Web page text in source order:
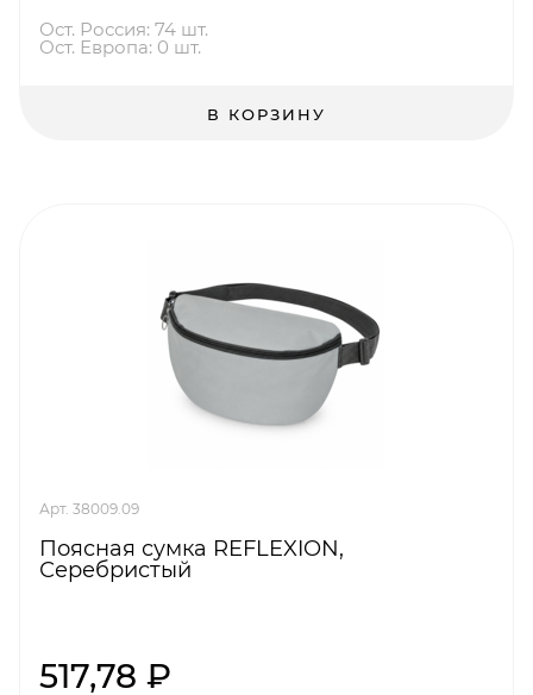
Ост. Россия: 74 шт.
Ост. Европа: 0 шт.
В КОРЗИНУ
Арт. 38009.09
Поясная сумка REFLEXION,
Серебристый
517,78 ₽